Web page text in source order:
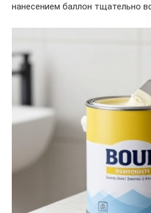
нанесением баллон тщательно